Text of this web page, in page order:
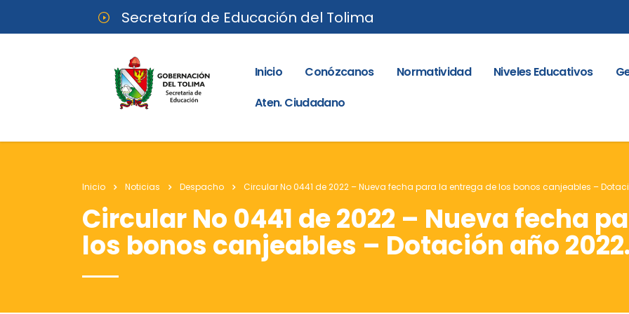
Secretaría de Educación del Tolima
Inicio Conózcanos Normatividad Niveles Educativos
Aten. Ciudadano
Inicio Noticias Despacho Circular No 0441 de 2022 – Nueva fecha para la entrega de los bonos canjeables –
Circular No 0441 de 2022 – Nueva fecha
los bonos canjeables – Dotación año 2022.